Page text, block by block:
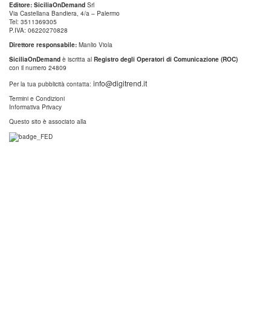
Editore: SiciliaOnDemand Srl
Via Castellana Bandiera, 4/a – Palermo
Tel: 3511369305
P.IVA: 06220270828
Direttore responsabile: Manlio Viola
SiciliaOnDemand è iscritta al Registro degli Operatori di Comunicazione (ROC)
con il numero 24809
Per la tua pubblicità contatta: info@digitrend.it
Termini e Condizioni
Informativa Privacy
Questo sito è associato alla